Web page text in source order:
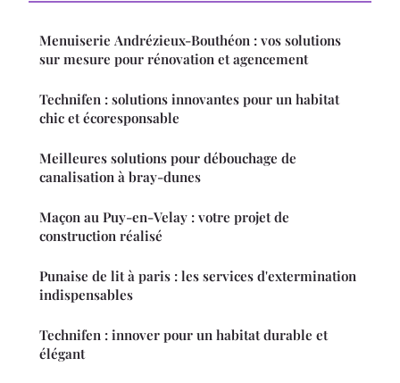
Menuiserie Andrézieux-Bouthéon : vos solutions
sur mesure pour rénovation et agencement
Technifen : solutions innovantes pour un habitat
chic et écoresponsable
Meilleures solutions pour débouchage de
canalisation à bray-dunes
Maçon au Puy-en-Velay : votre projet de
construction réalisé
Punaise de lit à paris : les services d'extermination
indispensables
Technifen : innover pour un habitat durable et
élégant